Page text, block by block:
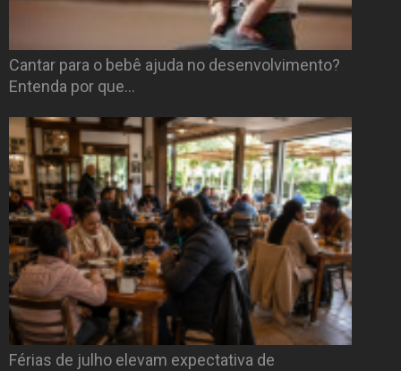
Cantar para o bebê ajuda no desenvolvimento?
Entenda por que…
Férias de julho elevam expectativa de